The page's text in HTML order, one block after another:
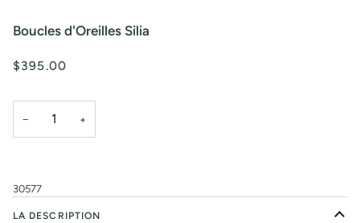
Boucles d'Oreilles Silia
$395.00
− +
30577
LA DESCRIPTION